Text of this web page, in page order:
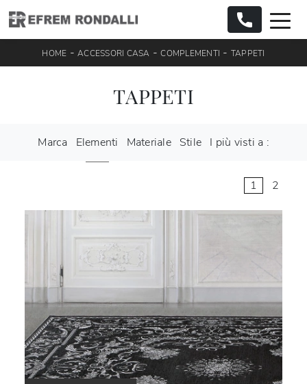
HOME -ACCESSORI CASA -COMPLEMENTI - TAPPETI
TAPPETI
Marca Elementi Materiale Stile I più visti a :
1 2